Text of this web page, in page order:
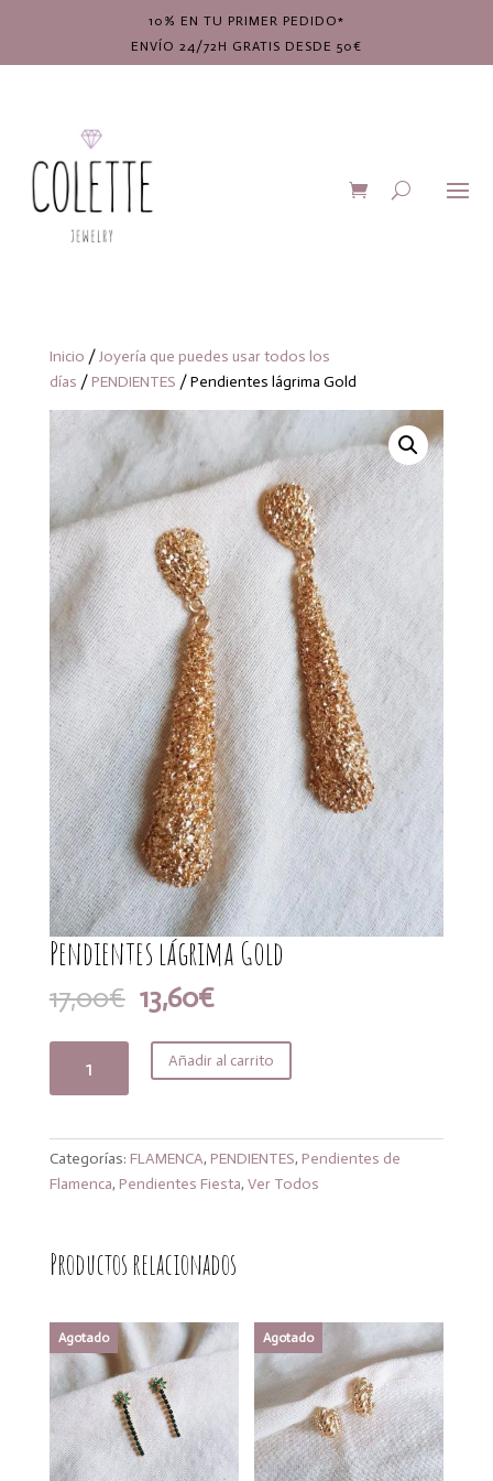
10% EN TU PRIMER PEDIDO*
ENVÍO 24/72H GRATIS DESDE 50€
Inicio /Joyería que puedes usar todos los
días / PENDIENTES / Pendientes lágrima Gold
Pendientes lágrima Gold
17,00€ El
precio
original
era:
13,60€El
actual
es:
lágrima
Añadir al carrito
Categorías: FLAMENCA, PENDIENTES, Pendientes de
Flamenca, Pendientes Fiesta, Ver Todos
Productos relacionados